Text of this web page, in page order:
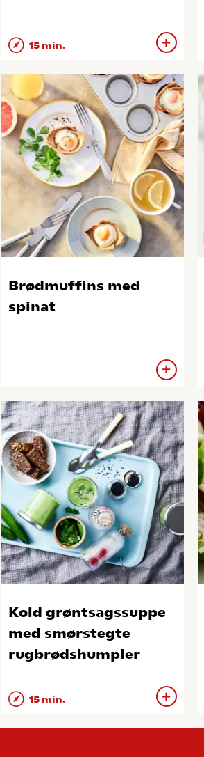
15 min.
Brødmuffins med
spinat
Kold grøntsagssuppe
med smørstegte
rugbrødshumpler
15 min.